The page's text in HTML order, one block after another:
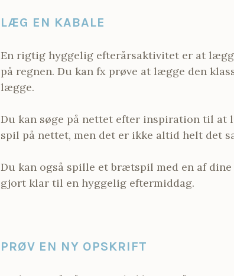
LÆG EN KABALE
En rigtig hyggelig efterårsaktivitet er at
på regnen. Du kan fx prøve at lægge den
lægge.
Du kan søge på nettet efter inspiration til at
spil på nettet, men det er ikke altid helt det
Du kan også spille et brætspil med en af
gjort klar til en hyggelig eftermiddag.
PRØV EN NY OPSKRIFT